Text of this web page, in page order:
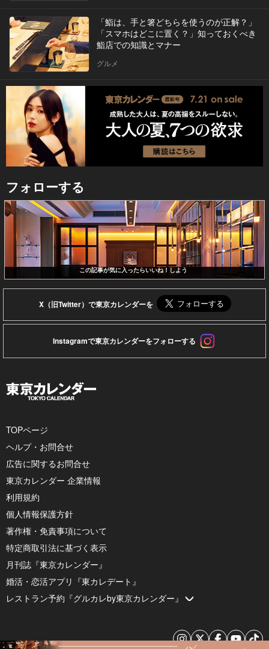
「鮨は、手と箸どちらを使うのが正解？」
「スマホはどこに置く？」知っておくべき
鮨店での知識とマナー
グルメ
フォローする
この記事が気に入ったらいいね！しよう
X（旧Twitter）で東京カレンダーを
Instagramで東京カレンダーをフォローする
TOPページ
ヘルプ・お問合せ
広告に関するお問合せ
東京カレンダー 企業情報
利用規約
個人情報保護方針
著作権・免責事項について
特定商取引法に基づく表示
月刊誌『東京カレンダー』
婚活・恋活アプリ『東カレデート』
レストラン予約『グルカレby東京カレンダー』